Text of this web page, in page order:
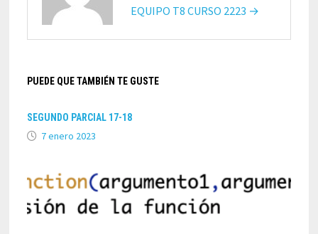
EQUIPO T8 CURSO 2223 →
PUEDE QUE TAMBIÉN TE GUSTE
SEGUNDO PARCIAL 17-18
7 enero 2023